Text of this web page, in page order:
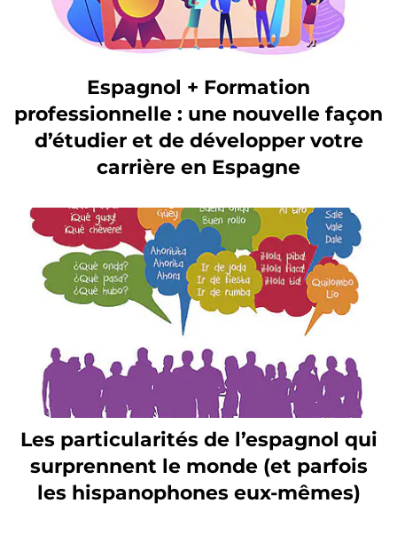
Espagnol + Formation
professionnelle : une nouvelle façon
d’étudier et de développer votre
carrière en Espagne
Les particularités de l’espagnol qui
surprennent le monde (et parfois
les hispanophones eux-mêmes)